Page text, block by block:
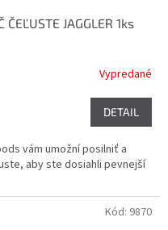
ČEĽUSTE JAGGLER 1ks
Vypredané
DETAIL
vám umožní posilniť a
aby ste dosiahli pevnejší
Kód: 9870